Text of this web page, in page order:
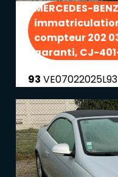
MERCEDES-
compteur 202
garanti, CJ-
93 VE07022025L93